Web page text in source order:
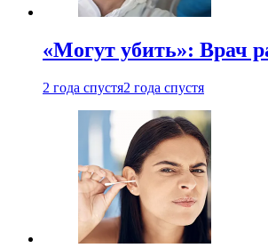
«Могут убить»: Врач
2 года спустя2 года спустя